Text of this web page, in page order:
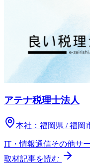
アテナ税理士法人
本社： 福岡県 / 福岡
IT・情報通信その他サ
取材記事を読む